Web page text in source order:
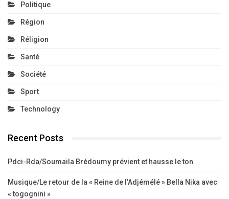
Politique
Région
Réligion
Santé
Société
Sport
Technology
Recent Posts
Pdci-Rda/Soumaila Brédoumy prévient et hausse le ton
Musique/Le retour de la « Reine de l’Adjémélé » Bella Nika avec
« togognini »